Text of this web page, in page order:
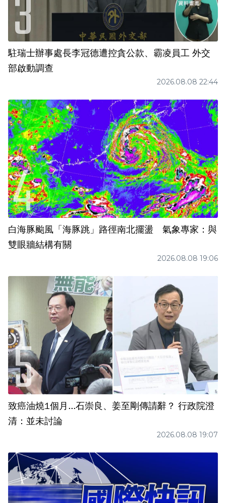
駐瑞士辦事處長李冠德遭控貪公款、霸凌員工 外交
部啟動調查
2026.08.08 22:44
白海豚颱風「海豚跳」路徑南北擺盪 氣象專家：與
雙眼牆結構有關
2026.08.08 19:06
致癌油燒1個月...石崇良、姜至剛傳請辭？ 行政院澄
清：並未討論
2026.08.08 19:07